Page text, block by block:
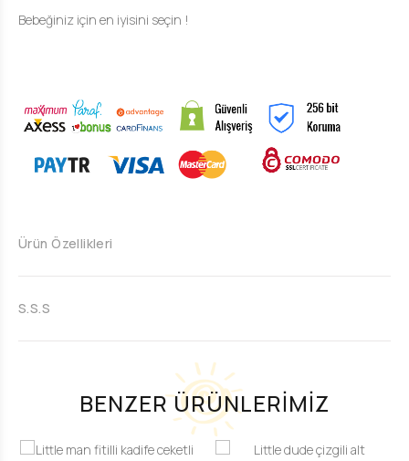
Bebeğiniz için en iyisini seçin !
Ürün Özellikleri
S.S.S
BENZER ÜRÜNLERİMİZ